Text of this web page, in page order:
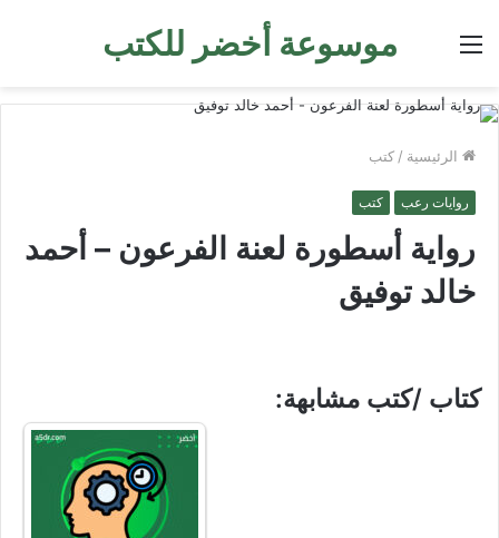
موسوعة أخضر للكتب القائمة
الرئيسية / كتب
روايات رعب كتب
رواية أسطورة لعنة الفرعون – أحمد
خالد توفيق
كتاب /كتب مشابهة: